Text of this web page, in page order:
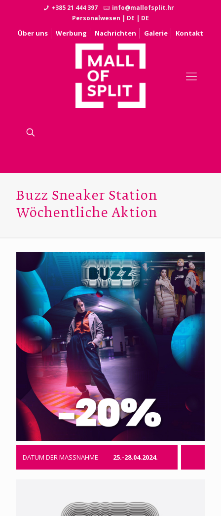
+385 21 444 397
info@mallofsplit.hr
Personalwesen | DE | DE
Über uns Werbung Nachrichten Galerie Kontakt
Buzz Sneaker Station
Wöchentliche Aktion
DATUM DER MASSNAHME 25.-28.04.2024.